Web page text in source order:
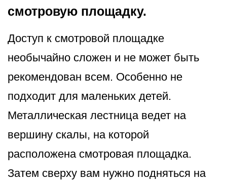
смотровую площадку.
Доступ к смотровой площадке
необычайно сложен и не может быть
рекомендован всем. Особенно не
подходит для маленьких детей.
Металлическая лестница ведет на
вершину скалы, на которой
расположена смотровая площадка.
Затем сверху вам нужно подняться на